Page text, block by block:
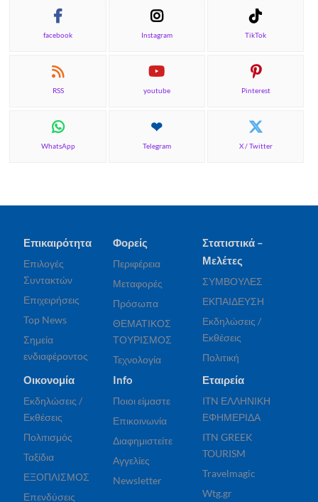
facebook Instagram TikTok
RSS youtube Pinterest
WhatsApp Telegram X / Twitter
Επικαιρότητα
Επιλογές
Συντακτών
Επιχειρήσεις
Top News
Σημεία
ενδιαφέροντος
Φορείς
Περιφέρεια
Μεταφορές
Πρόσωπα
ΘΕΜΑΤΙΚΟΣ
ΤΟΥΡΙΣΜΟΣ
Τεχνολογία
Στατιστικά –
Μελέτες
ΣΥΜΒΟΥΛΕΣ
ΕΚΠΑΙΔΕΥΣΗ
Εκδηλώσεις /
Εκθέσεις
Πολιτική
Οικονομία
Εκδηλώσεις /
Εκθέσεις
Πολιτισμός
Ταξίδια
ΕΞΟΠΛΙΣΜΟΣ
Επενδύσεις
Info
Ποιοι είμαστε
Επικοινωνία
Διαφημιστείτε
Αγγελίες
Newsletter
Εταιρεία
ITN ΕΛΛΗΝΙΚΗ
ΕΦΗΜΕΡΙΔΑ
ITN GREEK
TOURISM
Travelmagic
Wtg.gr